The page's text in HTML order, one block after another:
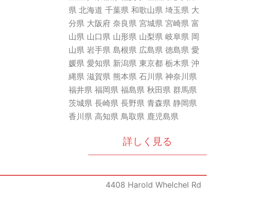
県 北海道 千葉県 和歌山県 埼玉県 大
分県 大阪府 奈良県 宮城県 宮崎県 富
山県 山口県 山形県 山梨県 岐阜県 岡
山県 岩手県 島根県 広島県 徳島県 愛
媛県 愛知県 新潟県 東京都 栃木県 沖
縄県 滋賀県 熊本県 石川県 神奈川県
福井県 福岡県 福島県 秋田県 群馬県
茨城県 長崎県 長野県 青森県 静岡県
香川県 高知県 鳥取県 鹿児島県
詳しく見る
4408 Harold Whelchel Rd